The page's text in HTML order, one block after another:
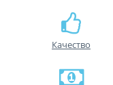
Качество